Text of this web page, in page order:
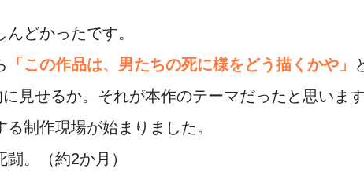
どかったです。
「この作品は、男たちの死に様をどう描くかや」
見せるか。それが本作のテーマだったと思いま
制作現場が始まりました。
。（約2か月）